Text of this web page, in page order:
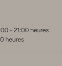
- 21:00 heures
heures